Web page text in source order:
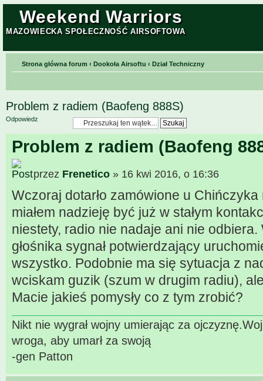
Weekend Warriors
MAZOWIECKA SPOŁECZNOŚĆ AIRSOFTOWA
Strona główna forum ‹ Dookoła Airsoftu ‹ Dział Techniczny
Problem z radiem (Baofeng 888S)
Odpowiedz
Problem z radiem (Baofeng
przez Frenetico » 16 kwi 2016, o 16:36
Wczoraj dotarło zamówione u
miałem nadzieję być już w stałym
niestety, radio nie nadaje ani nie odbiera.
głośnika sygnał potwierdzający
wszystko. Podobnie ma się sytuacja z
wciskam guzik (szum w drugim radiu),
Macie jakieś pomysły co z tym zrobić?
Nikt nie wygrał wojny umierając za
wroga, aby umarł za swoją
-gen Patton